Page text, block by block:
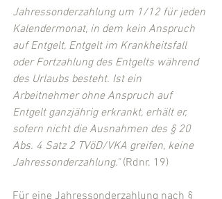
Jahressonderzahlung um 1/12 für jeden
Kalendermonat, in dem kein Anspruch
auf Entgelt, Entgelt im Krankheitsfall
oder Fortzahlung des Entgelts während
des Urlaubs besteht. Ist ein
Arbeitnehmer ohne Anspruch auf
Entgelt ganzjährig erkrankt, erhält er,
sofern nicht die Ausnahmen des § 20
Abs. 4 Satz 2 TVöD/VKA greifen, keine
Jahressonderzahlung." (Rdnr. 19)